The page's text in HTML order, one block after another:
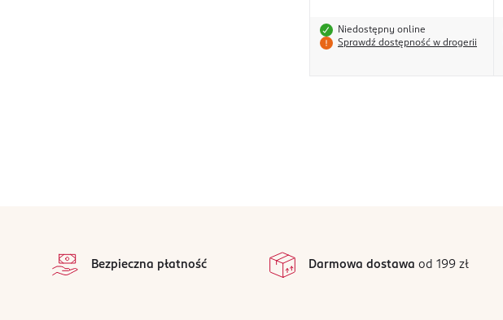
Niedostępny online
Sprawdź dostępność w drogerii
Bezpieczna płatność Darmowa dostawa od 199 zł